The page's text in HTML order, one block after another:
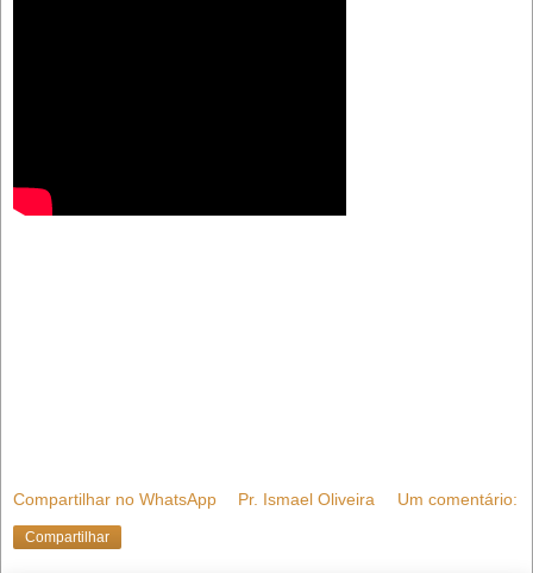
Compartilhar no WhatsApp Pr. Ismael Oliveira Um comentário:
Compartilhar